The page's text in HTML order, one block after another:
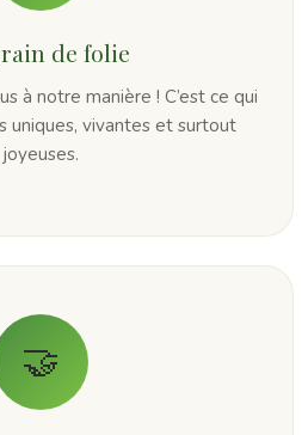
de folie
à notre manière ! C’est ce qui
uniques, vivantes et surtout
joyeuses.
🤝